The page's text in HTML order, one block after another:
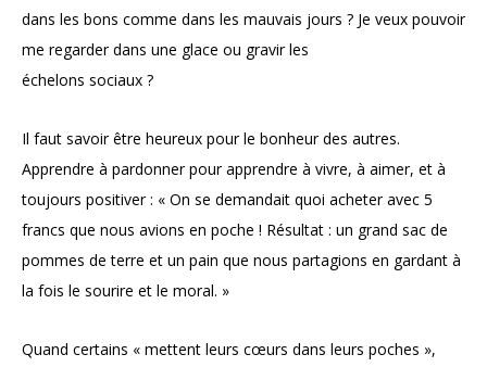
dans les bons comme dans les mauvais jours ? Je veux pouvoir
me regarder dans une glace ou gravir les
échelons sociaux ?
Il faut savoir être heureux pour le bonheur des autres.
Apprendre à pardonner pour apprendre à vivre, à aimer, et à
toujours positiver : « On se demandait quoi acheter avec 5
francs que nous avions en poche ! Résultat : un grand sac de
pommes de terre et un pain que nous partagions en gardant à
la fois le sourire et le moral. »
Quand certains « mettent leurs cœurs dans leurs poches »,